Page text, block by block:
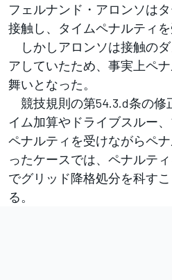
フェルナンド・アロンソは
接触し、タイムペナルティを
しかしアロンソは接触の
アしていたため、事実上ペ
舞いとなった。
競技規則の第54.3.d条の修
イム加算やドライブスルー
ペナルティを受けながらペ
ったケースでは、ペナルテ
でグリッド降格処分を科す
る。